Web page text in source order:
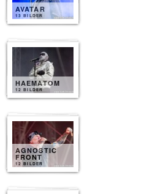
AVATAR
13 BILDER
HAEMATOM
12 BILDER
AGNOSTIC
FRONT
12 BILDER